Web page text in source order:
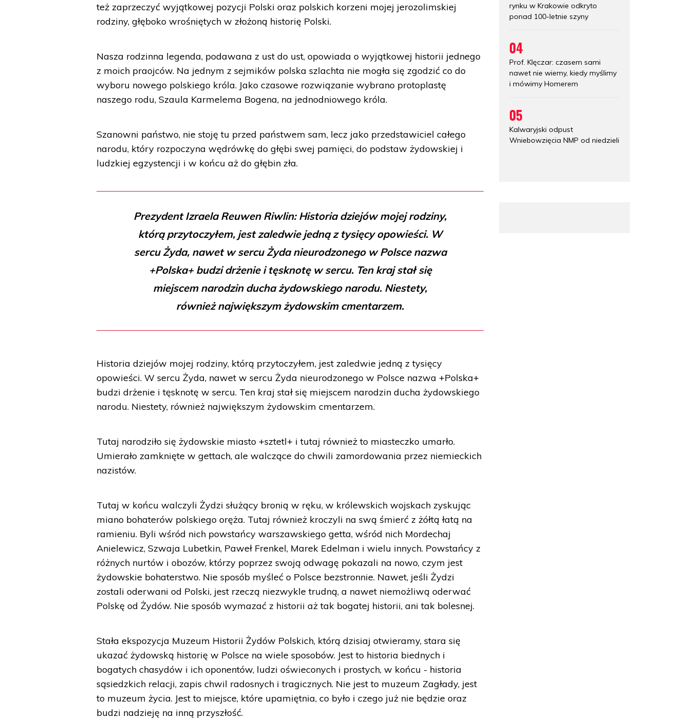
też zaprzeczyć wyjątkowej pozycji Polski oraz polskich korzeni mojej jerozolimskiej
rodziny, głęboko wrośniętych w złożoną historię Polski.
Nasza rodzinna legenda, podawana z ust do ust, opowiada o wyjątkowej historii jednego
z moich praojców. Na jednym z sejmików polska szlachta nie mogła się zgodzić co do
wyboru nowego polskiego króla. Jako czasowe rozwiązanie wybrano protoplastę
naszego rodu, Szaula Karmelema Bogena, na jednodniowego króla.
Szanowni państwo, nie stoję tu przed państwem sam, lecz jako przedstawiciel całego
narodu, który rozpoczyna wędrówkę do głębi swej pamięci, do podstaw żydowskiej i
ludzkiej egzystencji i w końcu aż do głębin zła.
Prezydent Izraela Reuwen Riwlin: Historia dziejów mojej rodziny,
którą przytoczyłem, jest zaledwie jedną z tysięcy opowieści. W
sercu Żyda, nawet w sercu Żyda nieurodzonego w Polsce nazwa
+Polska+ budzi drżenie i tęsknotę w sercu. Ten kraj stał się
miejscem narodzin ducha żydowskiego narodu. Niestety,
również największym żydowskim cmentarzem.
Historia dziejów mojej rodziny, którą przytoczyłem, jest zaledwie jedną z tysięcy
opowieści. W sercu Żyda, nawet w sercu Żyda nieurodzonego w Polsce nazwa +Polska+
budzi drżenie i tęsknotę w sercu. Ten kraj stał się miejscem narodzin ducha żydowskiego
narodu. Niestety, również największym żydowskim cmentarzem.
Tutaj narodziło się żydowskie miasto +sztetl+ i tutaj również to miasteczko umarło.
Umierało zamknięte w gettach, ale walczące do chwili zamordowania przez niemieckich
nazistów.
Tutaj w końcu walczyli Żydzi służący bronią w ręku, w królewskich wojskach zyskując
miano bohaterów polskiego oręża. Tutaj również kroczyli na swą śmierć z żółtą łatą na
ramieniu. Byli wśród nich powstańcy warszawskiego getta, wśród nich Mordechaj
Anielewicz, Szwaja Lubetkin, Paweł Frenkel, Marek Edelman i wielu innych. Powstańcy z
różnych nurtów i obozów, którzy poprzez swoją odwagę pokazali na nowo, czym jest
żydowskie bohaterstwo. Nie sposób myśleć o Polsce bezstronnie. Nawet, jeśli Żydzi
zostali oderwani od Polski, jest rzeczą niezwykle trudną, a nawet niemożliwą oderwać
Polskę od Żydów. Nie sposób wymazać z historii aż tak bogatej historii, ani tak bolesnej.
Stała ekspozycja Muzeum Historii Żydów Polskich, którą dzisiaj otwieramy, stara się
ukazać żydowską historię w Polsce na wiele sposobów. Jest to historia biednych i
bogatych chasydów i ich oponentów, ludzi oświeconych i prostych, w końcu - historia
sąsiedzkich relacji, zapis chwil radosnych i tragicznych. Nie jest to muzeum Zagłady, jest
to muzeum życia. Jest to miejsce, które upamiętnia, co było i czego już nie będzie oraz
budzi nadzieję na inną przyszłość.
rynku w Krakowie odkryto
ponad 100-letnie szyny
04
Prof. Klęczar: czasem sami
nawet nie wiemy, kiedy myślimy
i mówimy Homerem
05
Kalwaryjski odpust
Wniebowzięcia NMP od niedzieli